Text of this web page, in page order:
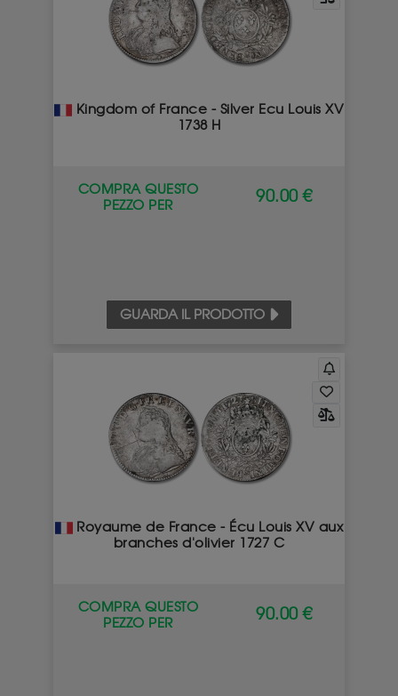
Kingdom of France - Silver Ecu Louis XV
1738 H
COMPRA QUESTO
PEZZO PER
90.00 €
GUARDA IL PRODOTTO
Royaume de France - Écu Louis XV aux
branches d'olivier 1727 C
COMPRA QUESTO
PEZZO PER
90.00 €